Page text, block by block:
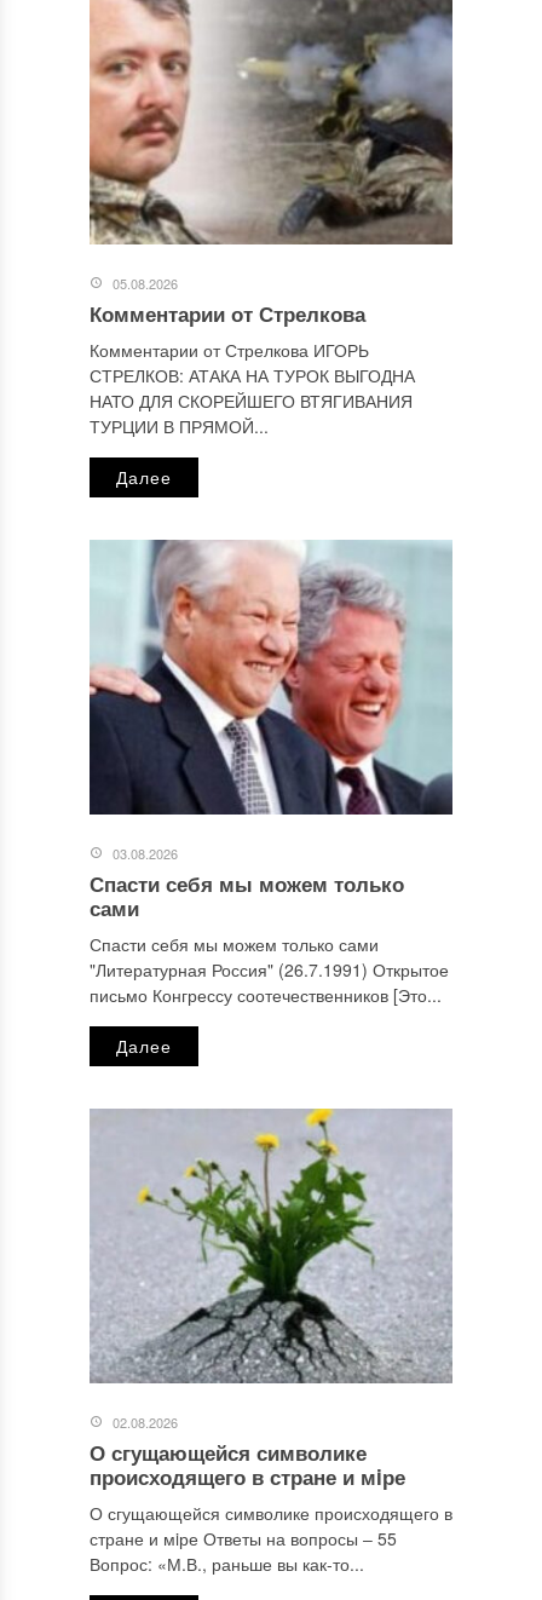
Этот сайт использует Akismet для борьбы со спамом.
Узнайте, как обрабатываются ваши данные комментариев
персональных данных.
05.08.2026
Комментарии от Стрелкова
Комментарии от Стрелкова ИГОРЬ
СТРЕЛКОВ: АТАКА НА ТУРОК ВЫГОДНА
НАТО ДЛЯ СКОРЕЙШЕГО ВТЯГИВАНИЯ
ТУРЦИИ В ПРЯМОЙ...
Далее
03.08.2026
Спасти себя мы можем только
сами
Спасти себя мы можем только сами
"Литературная Россия" (26.7.1991) Открытое
письмо Конгрессу соотечественников [Это...
Далее
02.08.2026
О сгущающейся символике
происходящего в стране и мiре
О сгущающейся символике происходящего в
стране и мiре Ответы на вопросы ‒ 55
Вопрос: «М.В., раньше вы как-то...